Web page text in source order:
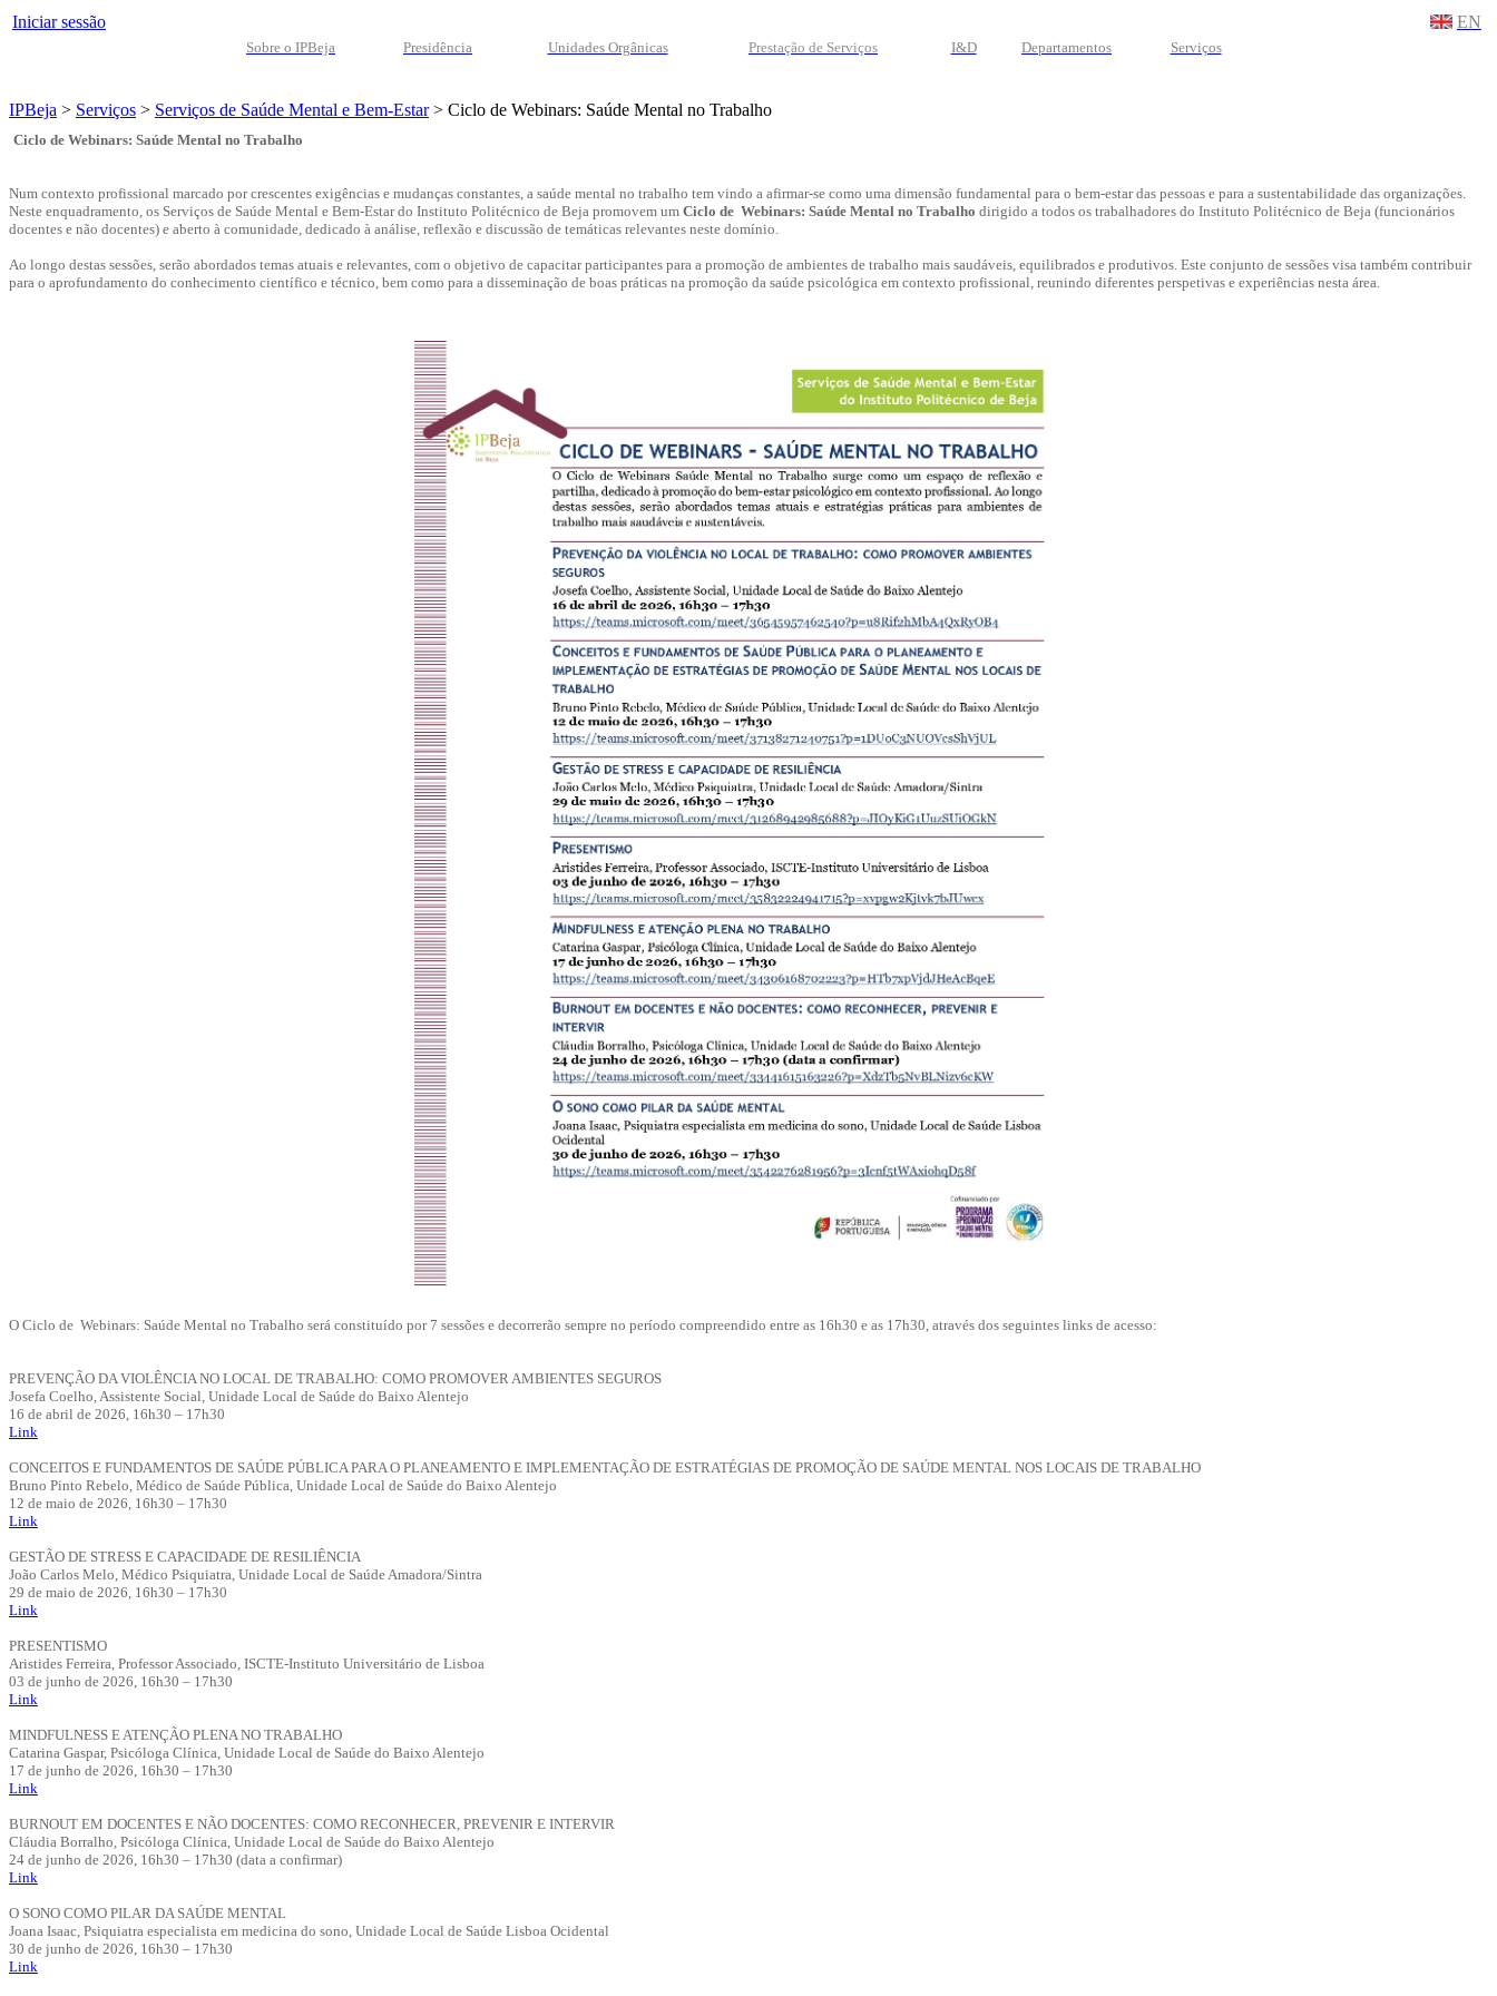
Iniciar sessão EN
Sobre o IPBeja Presidência Unidades Orgânicas Prestação de Serviços I&D Departamentos Serviços
IPBeja > Serviços > Serviços de Saúde Mental e Bem-Estar> Ciclo de Webinars: Saúde Mental no Trabalho
Ciclo de Webinars: Saúde Mental no Trabalho
Num contexto profissional marcado por crescentes exigências e mudanças constantes, a saúde mental no trabalho tem vindo a afirmar-se como uma dimensão fundamental para o bem-estar das pessoas e para a sustentabilidade das organizações.
Neste enquadramento, os Serviços de Saúde Mental e Bem-Estar do Instituto Politécnico de Beja promovem um Ciclo de Webinars: Saúde Mental no Trabalho dirigido a todos os trabalhadores do Instituto Politécnico de Beja (funcionários
docentes e não docentes) e aberto à comunidade, dedicado à análise, reflexão e discussão de temáticas relevantes neste domínio.
Ao longo destas sessões, serão abordados temas atuais e relevantes, com o objetivo de capacitar participantes para a promoção de ambientes de trabalho mais saudáveis, equilibrados e produtivos. Este conjunto de sessões visa também contribuir
para o aprofundamento do conhecimento científico e técnico, bem como para a disseminação de boas práticas na promoção da saúde psicológica em contexto profissional, reunindo diferentes perspetivas e experiências nesta área.
O Ciclo de Webinars: Saúde Mental no Trabalho será constituído por 7 sessões e decorrerão sempre no período compreendido entre as 16h30 e as 17h30, através dos seguintes links de acesso:
PREVENÇÃO DA VIOLÊNCIA NO LOCAL DE TRABALHO: COMO PROMOVER AMBIENTES SEGUROS
Josefa Coelho, Assistente Social, Unidade Local de Saúde do Baixo Alentejo
16 de abril de 2026, 16h30 – 17h30
Link
CONCEITOS E FUNDAMENTOS DE SAÚDE PÚBLICA PARA O PLANEAMENTO E IMPLEMENTAÇÃO DE ESTRATÉGIAS DE PROMOÇÃO DE SAÚDE MENTAL NOS LOCAIS DE TRABALHO
Bruno Pinto Rebelo, Médico de Saúde Pública, Unidade Local de Saúde do Baixo Alentejo
12 de maio de 2026, 16h30 – 17h30
Link
GESTÃO DE STRESS E CAPACIDADE DE RESILIÊNCIA
João Carlos Melo, Médico Psiquiatra, Unidade Local de Saúde Amadora/Sintra
29 de maio de 2026, 16h30 – 17h30
Link
PRESENTISMO
Aristides Ferreira, Professor Associado, ISCTE-Instituto Universitário de Lisboa
03 de junho de 2026, 16h30 – 17h30
Link
MINDFULNESS E ATENÇÃO PLENA NO TRABALHO
Catarina Gaspar, Psicóloga Clínica, Unidade Local de Saúde do Baixo Alentejo
17 de junho de 2026, 16h30 – 17h30
Link
BURNOUT EM DOCENTES E NÃO DOCENTES: COMO RECONHECER, PREVENIR E INTERVIR
Cláudia Borralho, Psicóloga Clínica, Unidade Local de Saúde do Baixo Alentejo
24 de junho de 2026, 16h30 – 17h30 (data a confirmar)
Link
O SONO COMO PILAR DA SAÚDE MENTAL
Joana Isaac, Psiquiatra especialista em medicina do sono, Unidade Local de Saúde Lisboa Ocidental
30 de junho de 2026, 16h30 – 17h30
Link